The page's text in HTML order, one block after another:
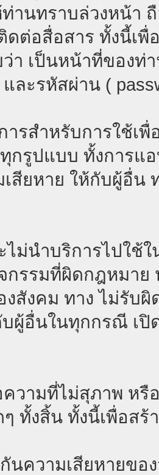
านทราบล่วงหน้า
ดต่อสื่อสาร ทั้งนี้เพื่
า เป็นหน้าที่ของท่
และรหัสผ่าน (
ารสำหรับการใช้เ
กรูปแบบ ทั้งการแ
สียหาย ให้กับผู้อื่น
ไม่นำบริการไปใช้
กรรมที่ผิดกฎหมาย
สังคม ทาง ไม่รับ
บผู้อื่นในทุกกรณี เปิ
วามที่ไม่สุภาพ หรื
ทั้งสิ้น ทั้งนี้เพื่อสร้
นความเสียหายขอ